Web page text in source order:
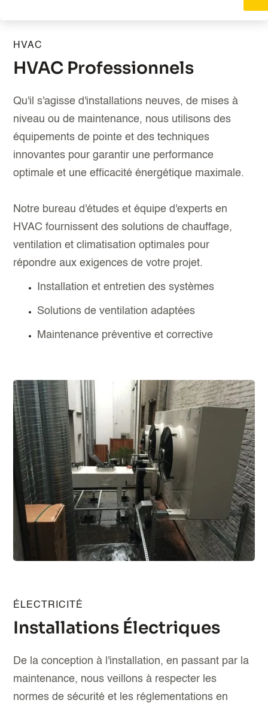
HVAC
HVAC Professionnels
Qu'il s'agisse d'installations neuves, de mises à
niveau ou de maintenance, nous utilisons des
équipements de pointe et des techniques
innovantes pour garantir une performance
optimale et une efficacité énergétique maximale.
Notre bureau d'études et équipe d'experts en
HVAC fournissent des solutions de chauffage,
ventilation et climatisation optimales pour
répondre aux exigences de votre projet.
Installation et entretien des systèmes
Solutions de ventilation adaptées
Maintenance préventive et corrective
ÉLECTRICITÉ
Installations Électriques
De la conception à l'installation, en passant par la
maintenance, nous veillons à respecter les
normes de sécurité et les réglementations en